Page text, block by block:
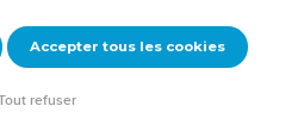
אֵין־כֵּהָ֣ה לְשִׁבְרֶ֔ךָ נַחְלָ֖ה מַכָּתֶ֑ךָ כֹּ֣ל ׀
by the Society of Biblical Literature and
Accepter tous les cookies
refuser